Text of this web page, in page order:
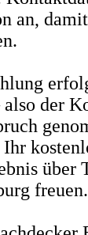
an,
der
über
freuen.